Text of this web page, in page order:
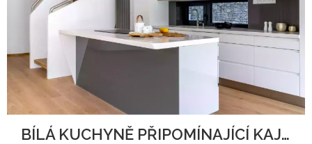
BÍLÁ KUCHYNĚ PŘIPOMÍNAJÍCÍ KAJUTU NA LODI